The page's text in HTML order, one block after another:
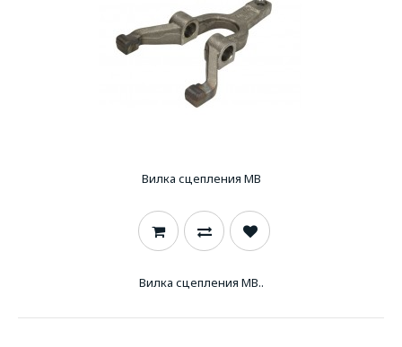
Вилка сцепления MB
Вилка сцепления MB..